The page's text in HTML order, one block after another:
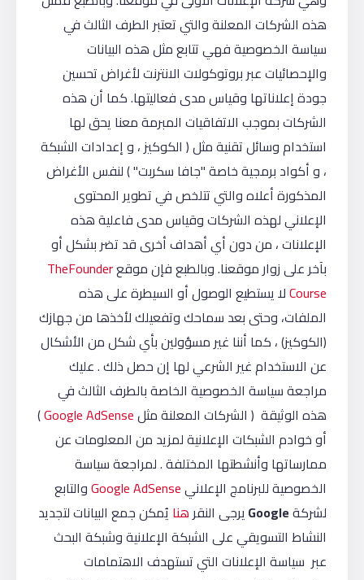
هذه الشركات المعلنة والتي تعتبر الطرف الثالث في
سياسة الخصوصية فهي تتابع مثل هذه البيانات
والإحصائيات عبر بروتوكولات الانترنت لأغراض تحسين
جودة إعلاناتها وقياس مدى فعاليتها. كما أن هذه
الشركات بموجب الاتفاقيات المبرمة معنا يحق لها
استخدام وسائل تقنية مثل ( الكوكيز ، و إعدادات الشبكة
، و أكواد برمجية خاصة "جافا سكربت" ) لنفس الأغراض
المذكورة أعلاه والتي تتلخص في تطوير المحتوى
الإعلاني لهذه الشركات وقياس مدى فاعلية هذه
الإعلانات ، من دون أي أهداف أخرى قد تضر بشكل أو
بآخر على زوار موقعنا. وبالطبع فإن موقعTheFounder
Courseلا يستطيع الوصول أو السيطرة على هذه
الملفات، وحتى بعد سماحك وتفعيلك لأخذها من جهازك
(الكوكيز) ، كما أننا غير مسؤولين بأي شكل من الأشكال
عن الاستخدام غير الشرعي لها إن حصل ذلك . عليك
مراجعة سياسة الخصوصية الخاصة بالطرف الثالث في
هذه الوثيقة ( الشركات المعلنة مثلGoogle AdSense
)
أو خوادم الشبكات الإعلانية لمزيد من المعلومات عن
ممارساتها وأنشطتها المختلفة . لمراجعة سياسة
الخصوصية للبرنامج الإعلانيGoogle AdSenseوالتابع
لشركةGoogleيرجى النقرهنا يُمكن جمع البيانات لتجديد
النشاط التسويقي على الشبكة الإعلانية وشبكة البحث
عبر سياسة الإعلانات التي تستهدف الاهتمامات